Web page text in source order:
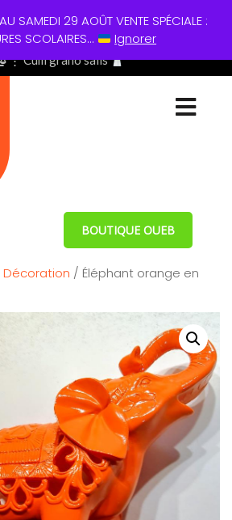
01 60 49 13 60
⋮ Cum grano salis
BOUTIQUE OUEB
Décoration / Éléphant orange en
SAMEDI 29 AOÛT VENTE SPÉCIALE :
SCOLAIRES...
Ignorer